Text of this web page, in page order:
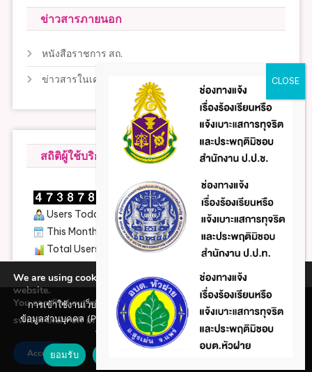
ข่าวสารภายนอก
หนังสือราชการ สถ.
ข่าวสารในเครือข่าย
สถิติผู้ใช้บริการ
Users Today : 149
This Month : 1850
Total Users : 206504
|Theme: News Portal by
We are using cookies to give you the best experience on our
website.
You can find out more about which cookies we are using or
switch them off in
settings.
Accept
การเข้าใช้งานเว็บไซต์แห่งนี้ถือว่าท่านรับทราบใน นโยบายคุ้มครอง
ข้อมูลส่วนบุคคล (Privacy policy) และ นโยบายคุกกี้ (Cookie policy)
ที่ทางหน่วยงานได้จัดทำขึ้นแล้ว
ยอมรับ